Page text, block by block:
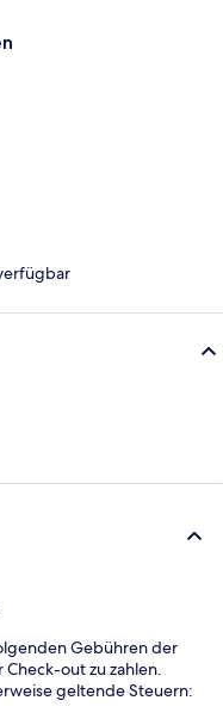
Gebühren der
out zu zahlen.
geltende Steuern: